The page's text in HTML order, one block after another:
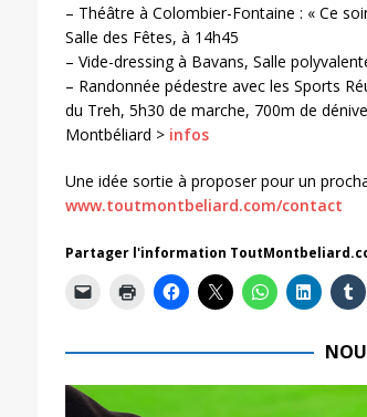
– Théâtre à Colombier-Fontaine : « Ce
Salle des Fêtes, à 14h45
– Vide-dressing à Bavans, Salle
– Randonnée pédestre avec les Sports
du Treh, 5h30 de marche, 700m de
Montbéliard > infos
Une idée sortie à proposer pour un
www.toutmontbeliard.com/contact
Partager l'information